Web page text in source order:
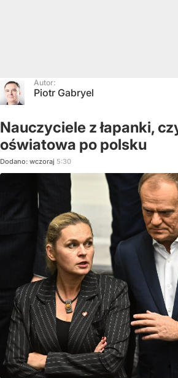
Autor:
Piotr Gabryel
Nauczyciele z łapanki,
oświatowa po polsku
Dodano: wczoraj 5:30